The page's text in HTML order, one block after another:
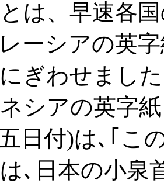
は、早速各
ーシアの英
ぎわせまし
シアの英字
日付)は､｢こ
､日本の小泉